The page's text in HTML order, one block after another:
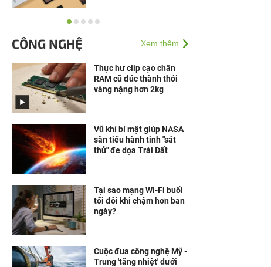
Laptop Windows cạnh
vẫn có lý do riêng để giữ
CÔNG NGHỆ Xem thêm
Thực hư clip cạo chân
RAM cũ đúc thành thỏi
vàng nặng hơn 2kg
Vũ khí bí mật giúp NASA
săn tiểu hành tinh "sát
thủ" đe dọa Trái Đất
Tại sao mạng Wi-Fi buổi
tối đôi khi chậm hơn ban
ngày?
Cuộc đua công nghệ Mỹ -
Trung 'tăng nhiệt' dưới